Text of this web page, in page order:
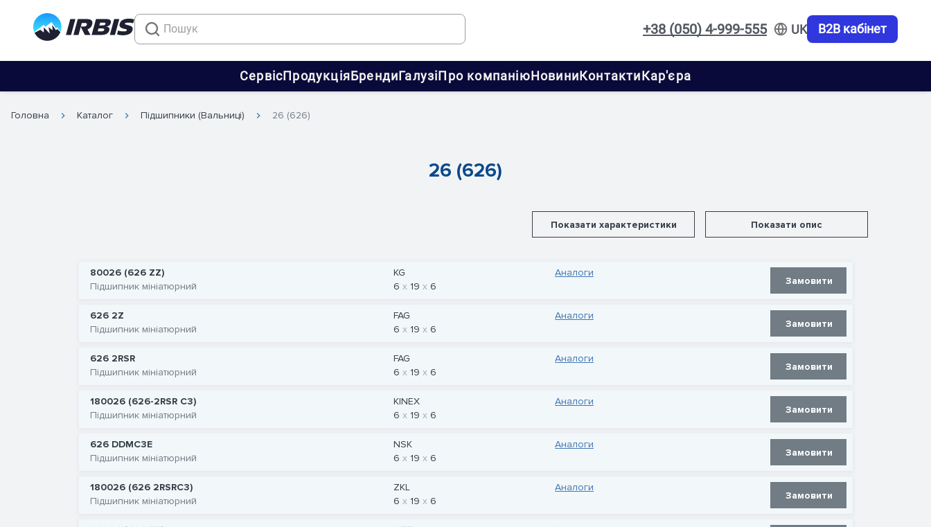
+38 (050) 4-999-555 UK B2B кабінет
СервісПродукціяБрендиГалузіПро компаніюНовиниКонтактиКар'єра
Головна Каталог Підшипники (Вальниці) 26 (626)
26 (626)
Показати характеристики Показати опис
80026 (626 ZZ)
Підшипник мініатюрний
KG
6
19 6
Аналоги
Замовити
626 2Z
Підшипник мініатюрний
FAG
6
19 6
Аналоги
Замовити
626 2RSR
Підшипник мініатюрний
FAG
6
19 6
Аналоги
Замовити
180026 (626-2RSR C3)
Підшипник мініатюрний
KINEX
6
19 6
Аналоги
Замовити
626 DDMC3E
Підшипник мініатюрний
NSK
6
19 6
Аналоги
Замовити
180026 (626 2RSRC3)
Підшипник мініатюрний
ZKL
6
19 6
Аналоги
Замовити